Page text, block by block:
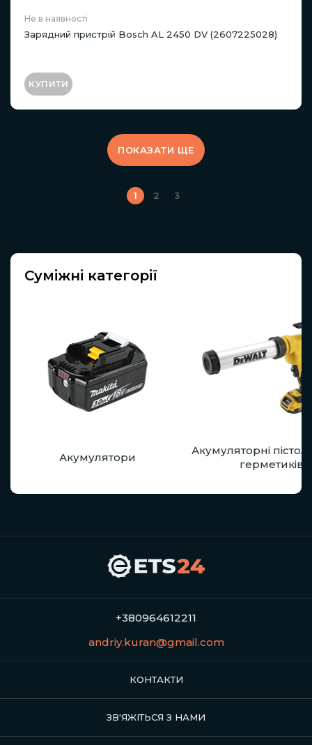
Не в наявності
Зарядний пристрій Bosch AL 2450 DV (2607225028)
КУПИТИ
ПОКАЗАТИ ЩЕ
1 2 3
Суміжні категорії
Акумулятори
Акумуляторні
герметиків
+380964612211
andriy.kuran@gmail.com
КОНТАКТИ
ЗВ'ЯЖІТЬСЯ З НАМИ